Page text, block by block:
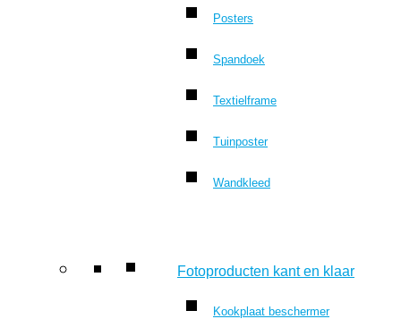
Posters
Spandoek
Textielframe
Tuinposter
Wandkleed
Fotoproducten kant en klaar
Kookplaat beschermer